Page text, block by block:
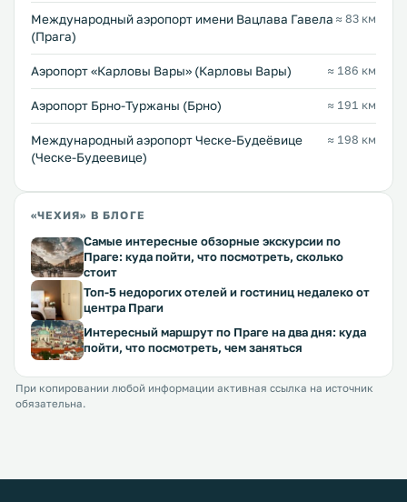
Международный аэропорт имени Вацлава Гавела
(Прага)
≈ 83 км
Аэропорт «Карловы Вары» (Карловы Вары) ≈ 186 км
Аэропорт Брно-Туржаны (Брно) ≈ 191 км
Международный аэропорт Ческе-Будеёвице
(Ческе-Будеевице)
≈ 198 км
«ЧЕХИЯ» В БЛОГЕ
Самые интересные обзорные экскурсии по
Праге: куда пойти, что посмотреть, сколько
стоит
Топ-5 недорогих отелей и гостиниц недалеко от
центра Праги
Интересный маршрут по Праге на два дня: куда
пойти, что посмотреть, чем заняться
При копировании любой информации активная ссылка на источник
обязательна.